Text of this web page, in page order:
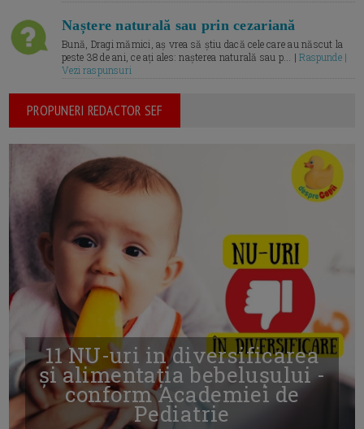
Naștere naturală sau prin cezariană
Bună, Dragi mămici, aș vrea să știu dacă cele care au născut la
peste 38 de ani, ce ați ales: nașterea naturală sau p... |Raspunde |
Vezi raspunsuri
PROPUNERI REDACTOR SEF
11 NU-uri in diversificarea
și alimentația bebelușului -
conform Academiei de
Pediatrie